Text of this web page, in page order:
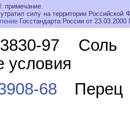
силу на территории
Госстандарта России от 23.03.2000
97 Соль
условия
68 Перец